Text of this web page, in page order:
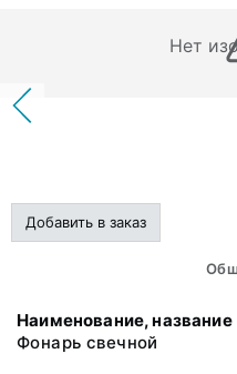
Нет
Добавить в заказ
Наименование, название
Фонарь свечной